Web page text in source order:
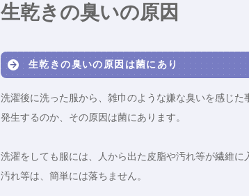
生乾きの臭いの原因
生乾きの臭いの原因は菌にあり
洗濯後に洗った服から、雑巾のような嫌な臭いを感じ
発生するのか、その原因は菌にあります。
洗濯をしても服には、人から出た皮脂や汚れ等が繊維
汚れ等は、簡単には落ちません。